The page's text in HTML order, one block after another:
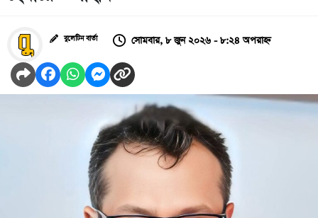
বুলেটিন বার্তা সোমবার, ৮ জুন ২০২৬ - ৮:২৪ অপরাহ্ন